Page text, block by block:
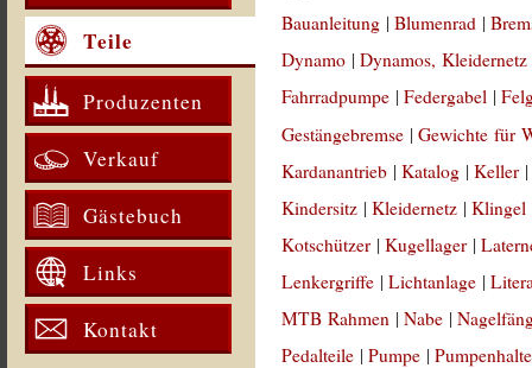
Teile
Produzenten
Verkauf
Gästebuch
Links
Kontakt
Bauanleitung |Blumenrad |
Dynamo |Dynamos, Kleidernetz
Fahrradpumpe |Federgabel |
Gestängebremse |Gewichte für
Kardanantrieb |Katalog |Keller
Kindersitz |Kleidernetz |Klingel
Kotschützer |Kugellager |
Lenkergriffe |Lichtanlage |
MTB Rahmen |Nabe |
Pedalteile |Pumpe |